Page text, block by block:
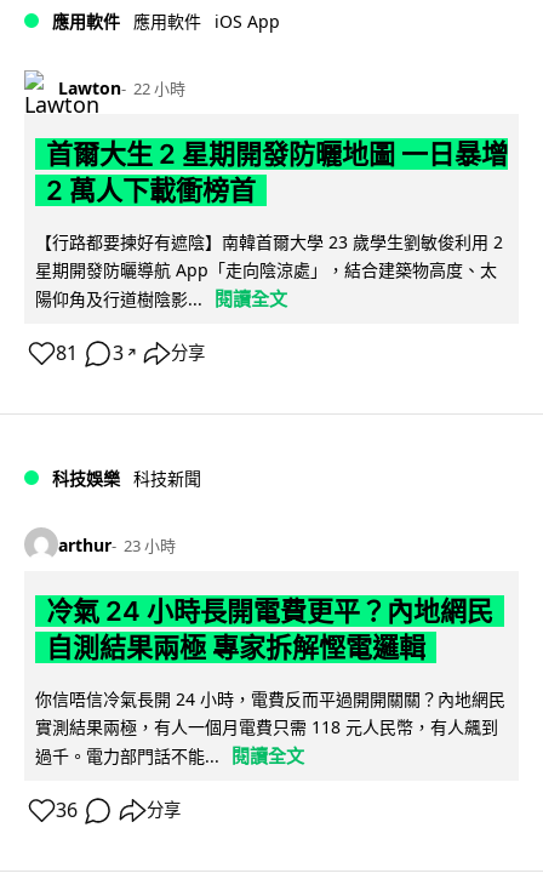
應用軟件 應用軟件 iOS App
Lawton 22 小時
首爾大生 2 星期開發防曬地圖 一日暴增
2 萬人下載衝榜首
【行路都要揀好有遮陰】南韓首爾大學 23 歲學生劉敏俊利用 2
星期開發防曬導航 App「走向陰涼處」，結合建築物高度、太
陽仰角及行道樹陰影...
閱讀全文
81 3 ↗ 分享
科技娛樂 科技新聞
arthur 23 小時
冷氣 24 小時長開電費更平？內地網民
自測結果兩極 專家拆解慳電邏輯
你信唔信冷氣長開 24 小時，電費反而平過開開關關？內地網民
實測結果兩極，有人一個月電費只需 118 元人民幣，有人飆到
過千。電力部門話不能...
閱讀全文
36 分享